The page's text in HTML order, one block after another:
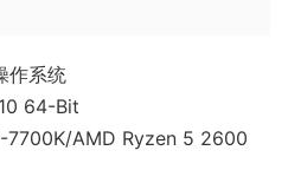
作系统
64-Bit
7700K/AMD Ryzen 5 2600